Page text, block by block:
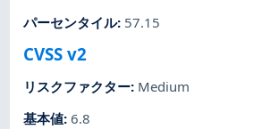
パーセンタイル: 57.15
CVSS v2
リスクファクター: Medium
基本値:6.8